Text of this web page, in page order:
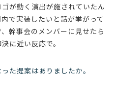
が動く演出が施されていたん
で実装したいと話が挙がって
幹事会のメンバーに見せたら
に近い反応で。
た提案はありましたか。